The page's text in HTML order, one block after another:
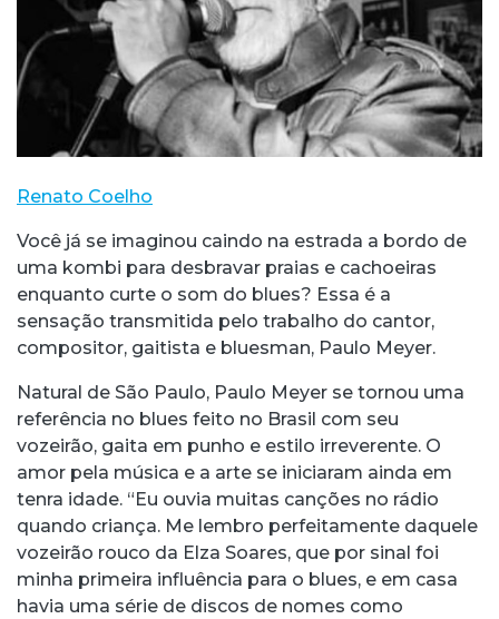
Renato Coelho
Você já se imaginou caindo na estrada a bordo de
uma kombi para desbravar praias e cachoeiras
enquanto curte o som do blues? Essa é a
sensação transmitida pelo trabalho do cantor,
compositor, gaitista e bluesman, Paulo Meyer.
Natural de São Paulo, Paulo Meyer se tornou uma
referência no blues feito no Brasil com seu
vozeirão, gaita em punho e estilo irreverente. O
amor pela música e a arte se iniciaram ainda em
tenra idade. “Eu ouvia muitas canções no rádio
quando criança. Me lembro perfeitamente daquele
vozeirão rouco da Elza Soares, que por sinal foi
minha primeira influência para o blues, e em casa
havia uma série de discos de nomes como